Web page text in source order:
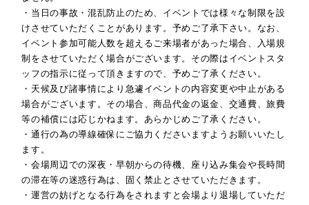
・当日の事故・混乱防止のため、イベントでは様々な制限を設
けさせていただくことがあります。予めご了承下さい。なお、
イベント参加可能人数を超えるご来場者があった場合、入場規
制をさせていただく場合がございます。その際はイベントスタ
ッフの指示に従って頂きますので、予めご了承ください。
・天候及び諸事情により急遽イベントの内容変更や中止がある
場合がございます。その場合、商品代金の返金、交通費、旅費
等の補償には応じかねます。あらかじめご了承ください。
・通行の為の導線確保にご協力くださいますようお願いいたし
ます。
・会場周辺での深夜・早朝からの待機、座り込み集会や長時間
の滞在等の迷惑行為は、固く禁止とさせていただきます。
・運営の妨げとなる行為をされますと会場より退場していただ